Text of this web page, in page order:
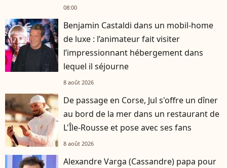
08:00
Benjamin Castaldi dans un mobil-home
de luxe : l’animateur fait visiter
l’impressionnant hébergement dans
lequel il séjourne
8 août 2026
De passage en Corse, Jul s'offre un dîner
au bord de la mer dans un restaurant de
L'Île-Rousse et pose avec ses fans
8 août 2026
Alexandre Varga (Cassandre) papa pour